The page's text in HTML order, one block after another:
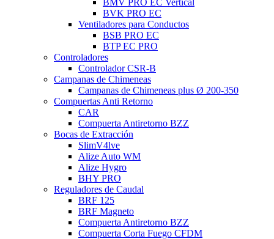
BMV PRO EC Vertical
BVK PRO EC
Ventiladores para Conductos
BSB PRO EC
BTP EC PRO
Controladores
Controlador CSR-B
Campanas de Chimeneas
Campanas de Chimeneas plus Ø 200-350
Compuertas Anti Retorno
CAR
Compuerta Antiretorno BZZ
Bocas de Extracción
SlimV4lve
Alize Auto WM
Alize Hygro
BHY PRO
Reguladores de Caudal
BRF 125
BRF Magneto
Compuerta Antiretorno BZZ
Compuerta Corta Fuego CFDM